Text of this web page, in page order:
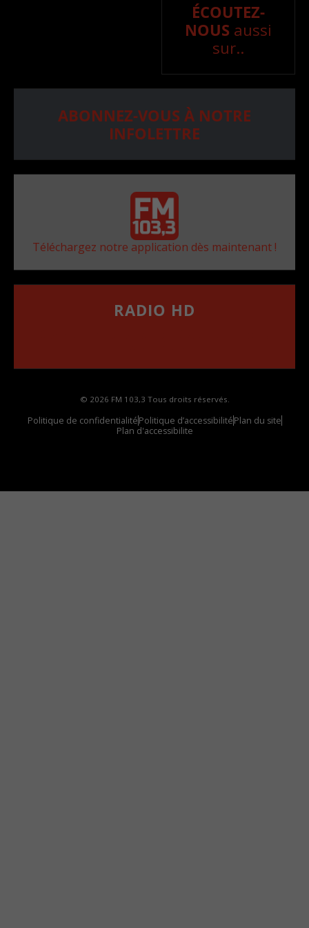
ÉCOUTEZ-
NOUS aussi
sur..
ABONNEZ-VOUS À NOTRE
INFOLETTRE
Téléchargez notre application dès maintenant !
RADIO HD
© 2026 FM 103,3 Tous droits réservés.
Politique de confidentialitéPolitique d’accessibilitéPlan du site
Plan d'accessibilite